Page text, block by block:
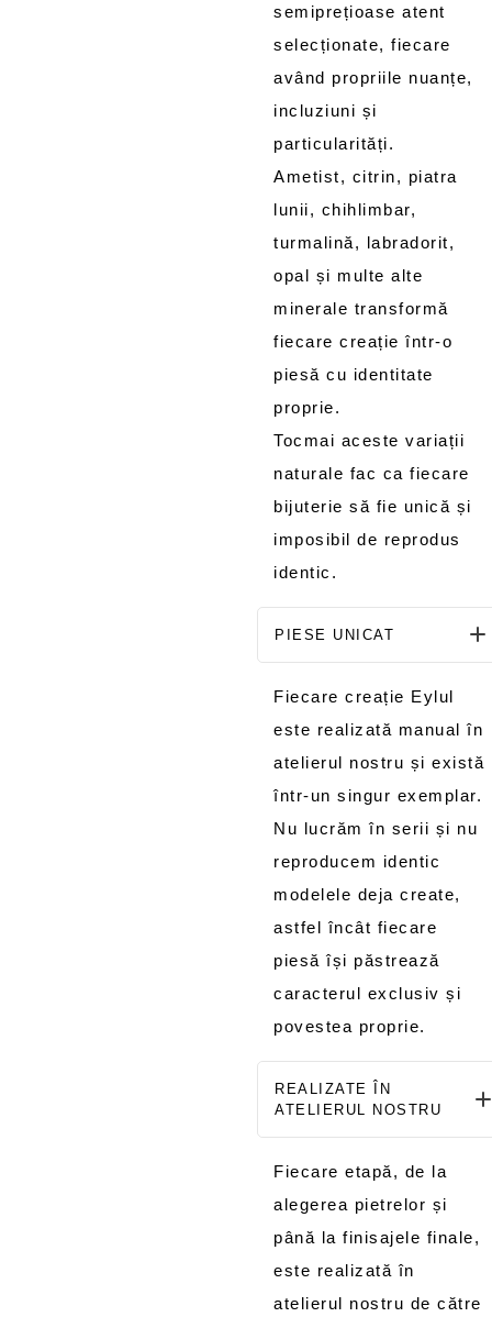
semiprețioase atent
selecționate, fiecare
având propriile nuanțe,
incluziuni și
particularități.
Ametist, citrin, piatra
lunii, chihlimbar,
turmalină, labradorit,
opal și multe alte
minerale transformă
fiecare creație într-o
piesă cu identitate
proprie.
Tocmai aceste variații
naturale fac ca fiecare
bijuterie să fie unică și
imposibil de reprodus
identic.
PIESE UNICAT
Fiecare creație Eylul
este realizată manual în
atelierul nostru și există
într-un singur exemplar.
Nu lucrăm în serii și nu
reproducem identic
modelele deja create,
astfel încât fiecare
piesă își păstrează
caracterul exclusiv și
povestea proprie.
REALIZATE ÎN
ATELIERUL NOSTRU
Fiecare etapă, de la
alegerea pietrelor și
până la finisajele finale,
este realizată în
atelierul nostru de către